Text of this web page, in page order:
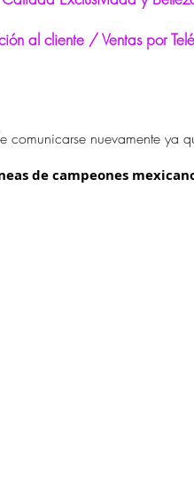
al cliente / Ventas por
comunicarse nuevamente ya
de campeones